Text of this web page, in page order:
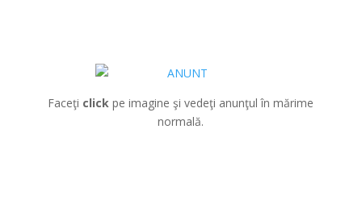
Faceţi click pe imagine şi vedeţi anunţul în mărime
normală.